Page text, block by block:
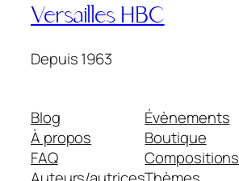
Versailles HBC
Depuis 1963
Blog
À propos
FAQ
Évènements
Boutique
Compositions